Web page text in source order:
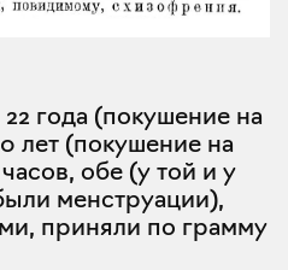
лет (покушение на
обе (у той и у
менструации),
приняли по грамму